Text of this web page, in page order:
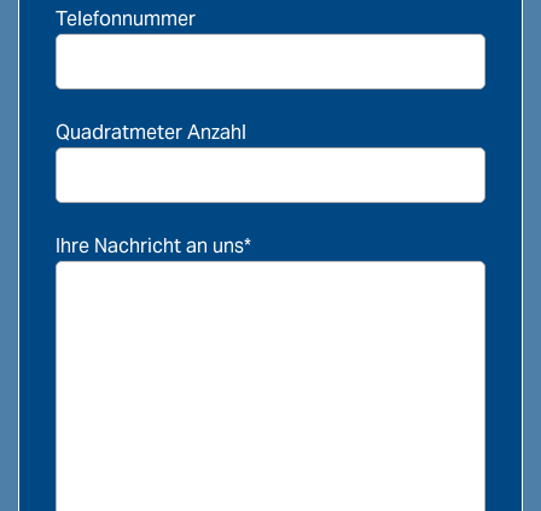
Telefonnummer
Quadratmeter Anzahl
Ihre Nachricht an uns*